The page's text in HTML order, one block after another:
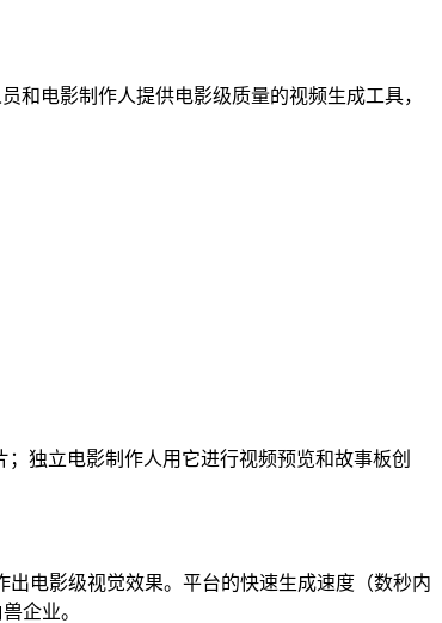
和电影制作人提供电影级质量的视频生成工具，
独立电影制作人用它进行视频预览和故事板创
出电影级视觉效果。平台的快速生成速度（数秒内
企业。